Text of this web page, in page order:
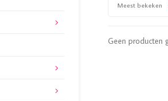
Meest bekeken
Geen producten